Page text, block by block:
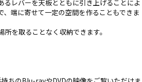
レバーを天板とともに引き上げることによ
端に寄せて一定の空間を作ることもできま
を取ることなく収納できます。